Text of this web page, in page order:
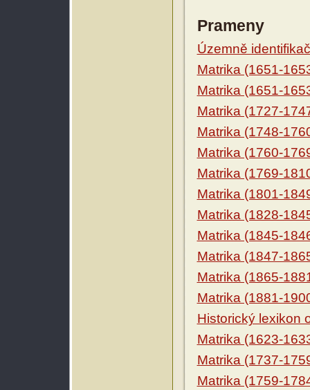
Prameny
Územně
Matrika (1651-
Matrika (1651-
Matrika (1727-
Matrika (1748-
Matrika (1760-
Matrika (1769-
Matrika (1801-
Matrika (1828-
Matrika (1845-
Matrika (1847-
Matrika (1865-
Matrika (1881-
Historický lexikon
Matrika (1623-
Matrika (1737-
Matrika (1759-